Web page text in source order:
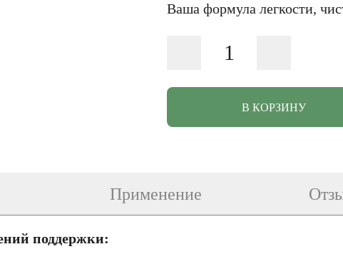
В КОРЗИНУ
Ваша формула легкости,
поддержки:
Применение